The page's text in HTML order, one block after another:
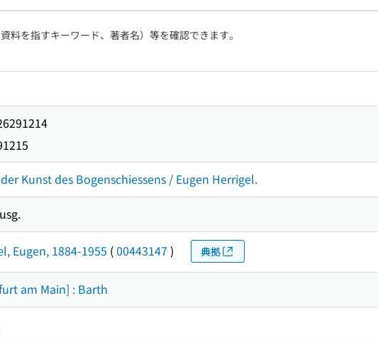
料を指すキーワード、著者名）等を確認できます。
Kunst des Bogenschiessens / Eugen Herrigel.
Eugen, 1884-1955 (00443147 ) 典拠
am Main] : Barth